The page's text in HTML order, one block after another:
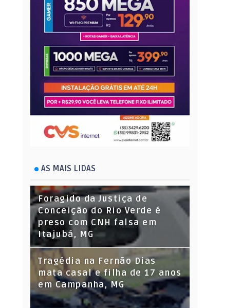
AS MAIS LIDAS
Foragido da Justiça de
Conceição do Rio Verde é
preso com CNH falsa em
Itajubá, MG
Tragédia na Fernão Dias
mata casal e filha de 17 anos
em Campanha, MG